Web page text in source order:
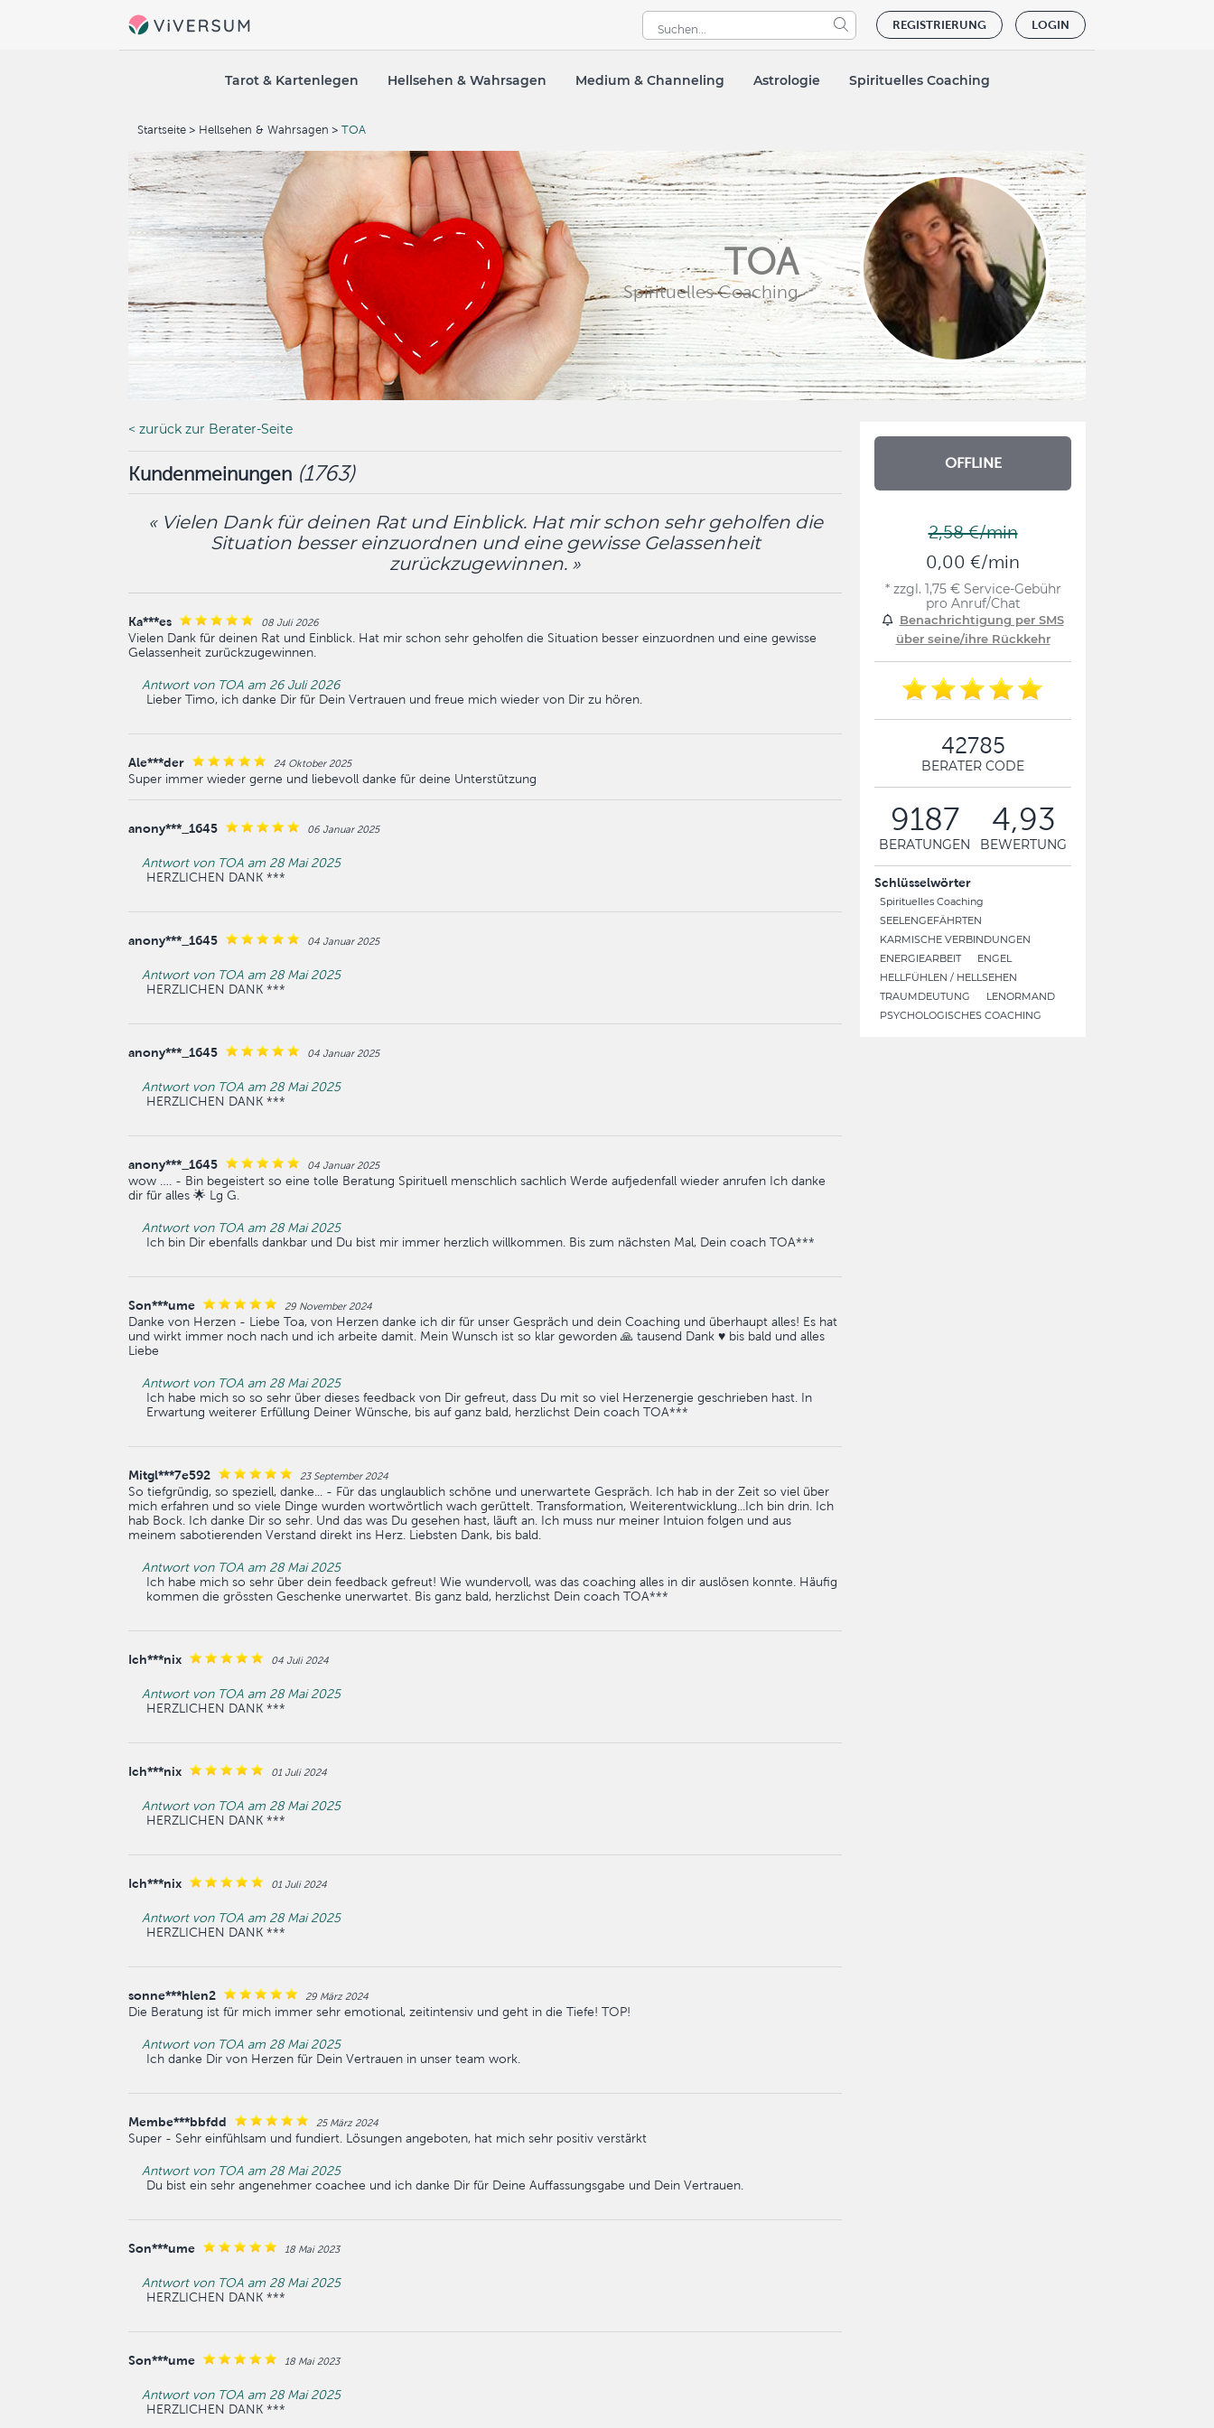
REGISTRIERUNG LOGIN
Tarot & Kartenlegen Hellsehen & Wahrsagen Medium & Channeling Astrologie Spirituelles Coaching
Startseite Hellsehen & Wahrsagen TOA
TOA
Spirituelles Coaching
OFFLINE
2,58 €/min
0,00 €/min
* zzgl. 1,75 € Service-Gebühr
pro Anruf/Chat
Benachrichtigung per SMS
über seine/ihre Rückkehr
42785
BERATER CODE
9187
BERATUNGEN
4,93
BEWERTUNG
Schlüsselwörter
Spirituelles Coaching
SEELENGEFÄHRTEN
KARMISCHE VERBINDUNGEN
ENERGIEARBEIT
ENGEL
HELLFÜHLEN / HELLSEHEN
TRAUMDEUTUNG
LENORMAND
PSYCHOLOGISCHES COACHING
< zurück zur Berater-Seite
Kundenmeinungen (1763)
« Vielen Dank für deinen Rat und Einblick. Hat mir schon sehr geholfen die
Situation besser einzuordnen und eine gewisse Gelassenheit
zurückzugewinnen. »
Ka***es 08 Juli 2026
Vielen Dank für deinen Rat und Einblick. Hat mir schon sehr geholfen die Situation besser einzuordnen und eine gewisse
Gelassenheit zurückzugewinnen.
Antwort von TOA am 26 Juli 2026
Lieber Timo, ich danke Dir für Dein Vertrauen und freue mich wieder von Dir zu hören.
Ale***der 24 Oktober 2025
Super immer wieder gerne und liebevoll danke für deine Unterstützung
anony***_1645 06 Januar 2025
Antwort von TOA am 28 Mai 2025
HERZLICHEN DANK ***
anony***_1645 04 Januar 2025
Antwort von TOA am 28 Mai 2025
HERZLICHEN DANK ***
anony***_1645 04 Januar 2025
Antwort von TOA am 28 Mai 2025
HERZLICHEN DANK ***
anony***_1645 04 Januar 2025
wow …. - Bin begeistert so eine tolle Beratung Spirituell menschlich sachlich Werde aufjedenfall wieder anrufen Ich danke
dir für alles 🌟 Lg G.
Antwort von TOA am 28 Mai 2025
Ich bin Dir ebenfalls dankbar und Du bist mir immer herzlich willkommen. Bis zum nächsten Mal, Dein coach TOA***
Son***ume 29 November 2024
Danke von Herzen - Liebe Toa, von Herzen danke ich dir für unser Gespräch und dein Coaching und überhaupt alles! Es hat
und wirkt immer noch nach und ich arbeite damit. Mein Wunsch ist so klar geworden 🙏 tausend Dank ♥️ bis bald und alles
Liebe
Antwort von TOA am 28 Mai 2025
Ich habe mich so so sehr über dieses feedback von Dir gefreut, dass Du mit so viel Herzenergie geschrieben hast. In
Erwartung weiterer Erfüllung Deiner Wünsche, bis auf ganz bald, herzlichst Dein coach TOA***
Mitgl***7e592 23 September 2024
So tiefgründig, so speziell, danke... - Für das unglaublich schöne und unerwartete Gespräch. Ich hab in der Zeit so viel über
mich erfahren und so viele Dinge wurden wortwörtlich wach gerüttelt. Transformation, Weiterentwicklung...Ich bin drin. Ich
hab Bock. Ich danke Dir so sehr. Und das was Du gesehen hast, läuft an. Ich muss nur meiner Intuion folgen und aus
meinem sabotierenden Verstand direkt ins Herz. Liebsten Dank, bis bald.
Antwort von TOA am 28 Mai 2025
Ich habe mich so sehr über dein feedback gefreut! Wie wundervoll, was das coaching alles in dir auslösen konnte. Häufig
kommen die grössten Geschenke unerwartet. Bis ganz bald, herzlichst Dein coach TOA***
Ich***nix 04 Juli 2024
Antwort von TOA am 28 Mai 2025
HERZLICHEN DANK ***
Ich***nix 01 Juli 2024
Antwort von TOA am 28 Mai 2025
HERZLICHEN DANK ***
Ich***nix 01 Juli 2024
Antwort von TOA am 28 Mai 2025
HERZLICHEN DANK ***
sonne***hlen2 29 März 2024
Die Beratung ist für mich immer sehr emotional, zeitintensiv und geht in die Tiefe! TOP!
Antwort von TOA am 28 Mai 2025
Ich danke Dir von Herzen für Dein Vertrauen in unser team work.
Membe***bbfdd 25 März 2024
Super - Sehr einfühlsam und fundiert. Lösungen angeboten, hat mich sehr positiv verstärkt
Antwort von TOA am 28 Mai 2025
Du bist ein sehr angenehmer coachee und ich danke Dir für Deine Auffassungsgabe und Dein Vertrauen.
Son***ume 18 Mai 2023
Antwort von TOA am 28 Mai 2025
HERZLICHEN DANK ***
Son***ume 18 Mai 2023
Antwort von TOA am 28 Mai 2025
HERZLICHEN DANK ***